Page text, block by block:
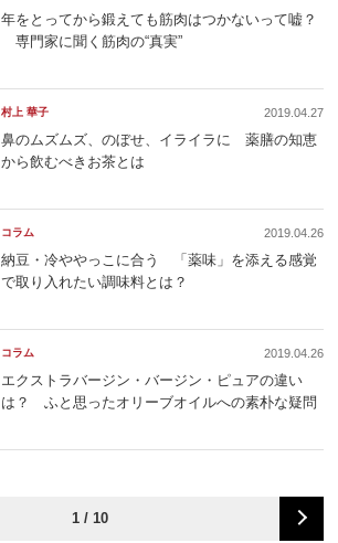
年をとってから鍛えても筋肉はつかないって嘘？
専門家に聞く筋肉の“真実”
村上 華子 2019.04.27
鼻のムズムズ、のぼせ、イライラに 薬膳の知恵
から飲むべきお茶とは
コラム 2019.04.26
納豆・冷ややっこに合う 「薬味」を添える感覚
で取り入れたい調味料とは？
コラム 2019.04.26
エクストラバージン・バージン・ピュアの違い
は？ ふと思ったオリーブオイルへの素朴な疑問
1 / 10